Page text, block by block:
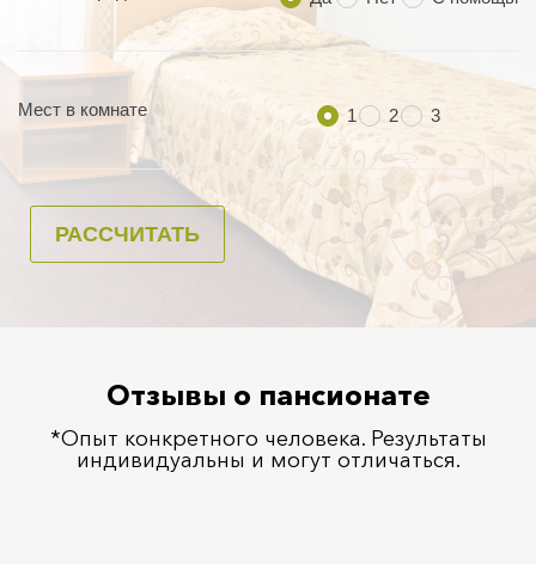
Отзывы о пансионате
*Опыт конкретного человека. Результаты
индивидуальны и могут отличаться.